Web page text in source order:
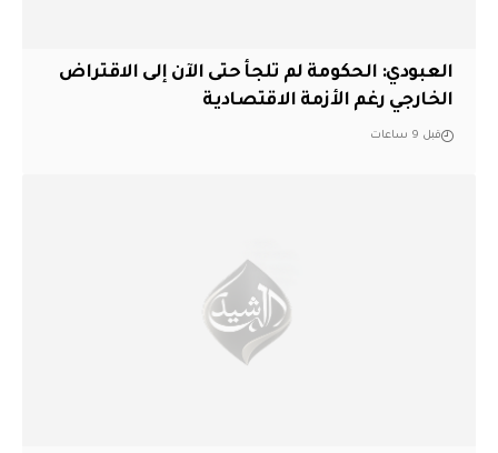
العبودي: الحكومة لم تلجأ حتى الآن إلى الاقتراض
الخارجي رغم الأزمة الاقتصادية
قبل 9 ساعات